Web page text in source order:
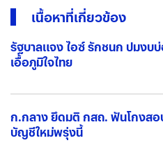
เนื้อหาที่เกี่ยวข้อง
รัฐบาลแจง ไอซ์ รักชนก ปมงบบ่
เอื้อภูมิใจไทย
ก.กลาง ยึดมติ กสถ. ฟันโกงสอ
บัญชีใหม่พรุ่งนี้